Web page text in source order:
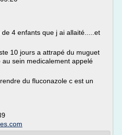
4 enfants que j ai allaité.....et
10 jours a attrapé du muguet
sein medicalement appelé
du fluconazole c est un